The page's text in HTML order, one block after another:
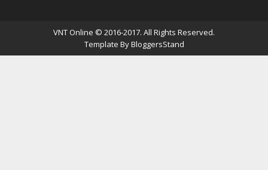
VNT Online © 2016-2017. All Rights Reserved.
Template ByBloggersStand